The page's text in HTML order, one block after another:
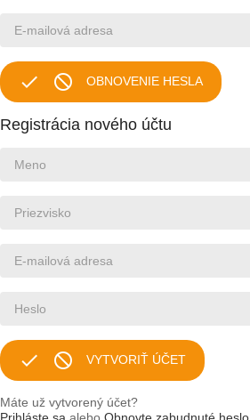
  OBNOVENIE HESLA
Registrácia nového účtu
  VYTVORIŤ ÚČET
Máte už vytvorený účet?